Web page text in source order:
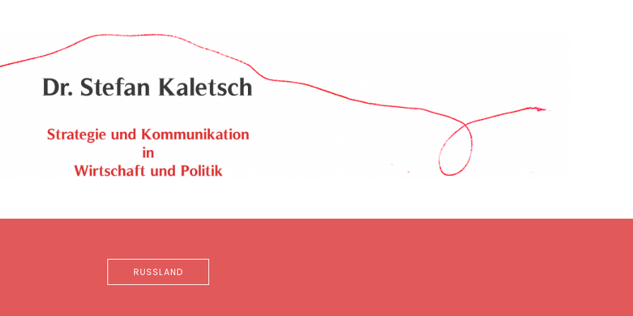
RUSSLAND